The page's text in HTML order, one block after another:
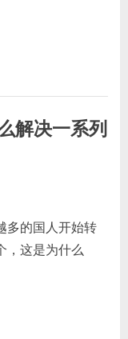
解决一系列
多的国人开始转
，这是为什么